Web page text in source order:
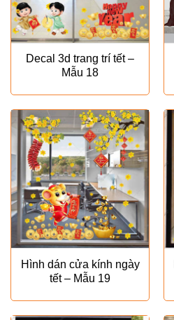
Decal 3d trang trí tết –
Mẫu 18
Hình dán cửa kính ngày
tết – Mẫu 19